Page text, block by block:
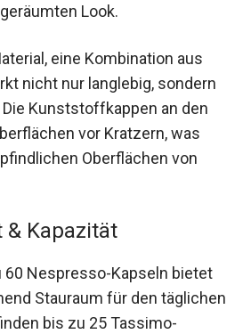
Look.
eine Kombination aus
nicht nur langlebig, sondern
Kunststoffkappen an den
vor Kratzern, was
Oberflächen von
Kapazität
60 Nespresso-Kapseln bietet
Stauraum für den täglichen
bis zu 25 Tassimo-